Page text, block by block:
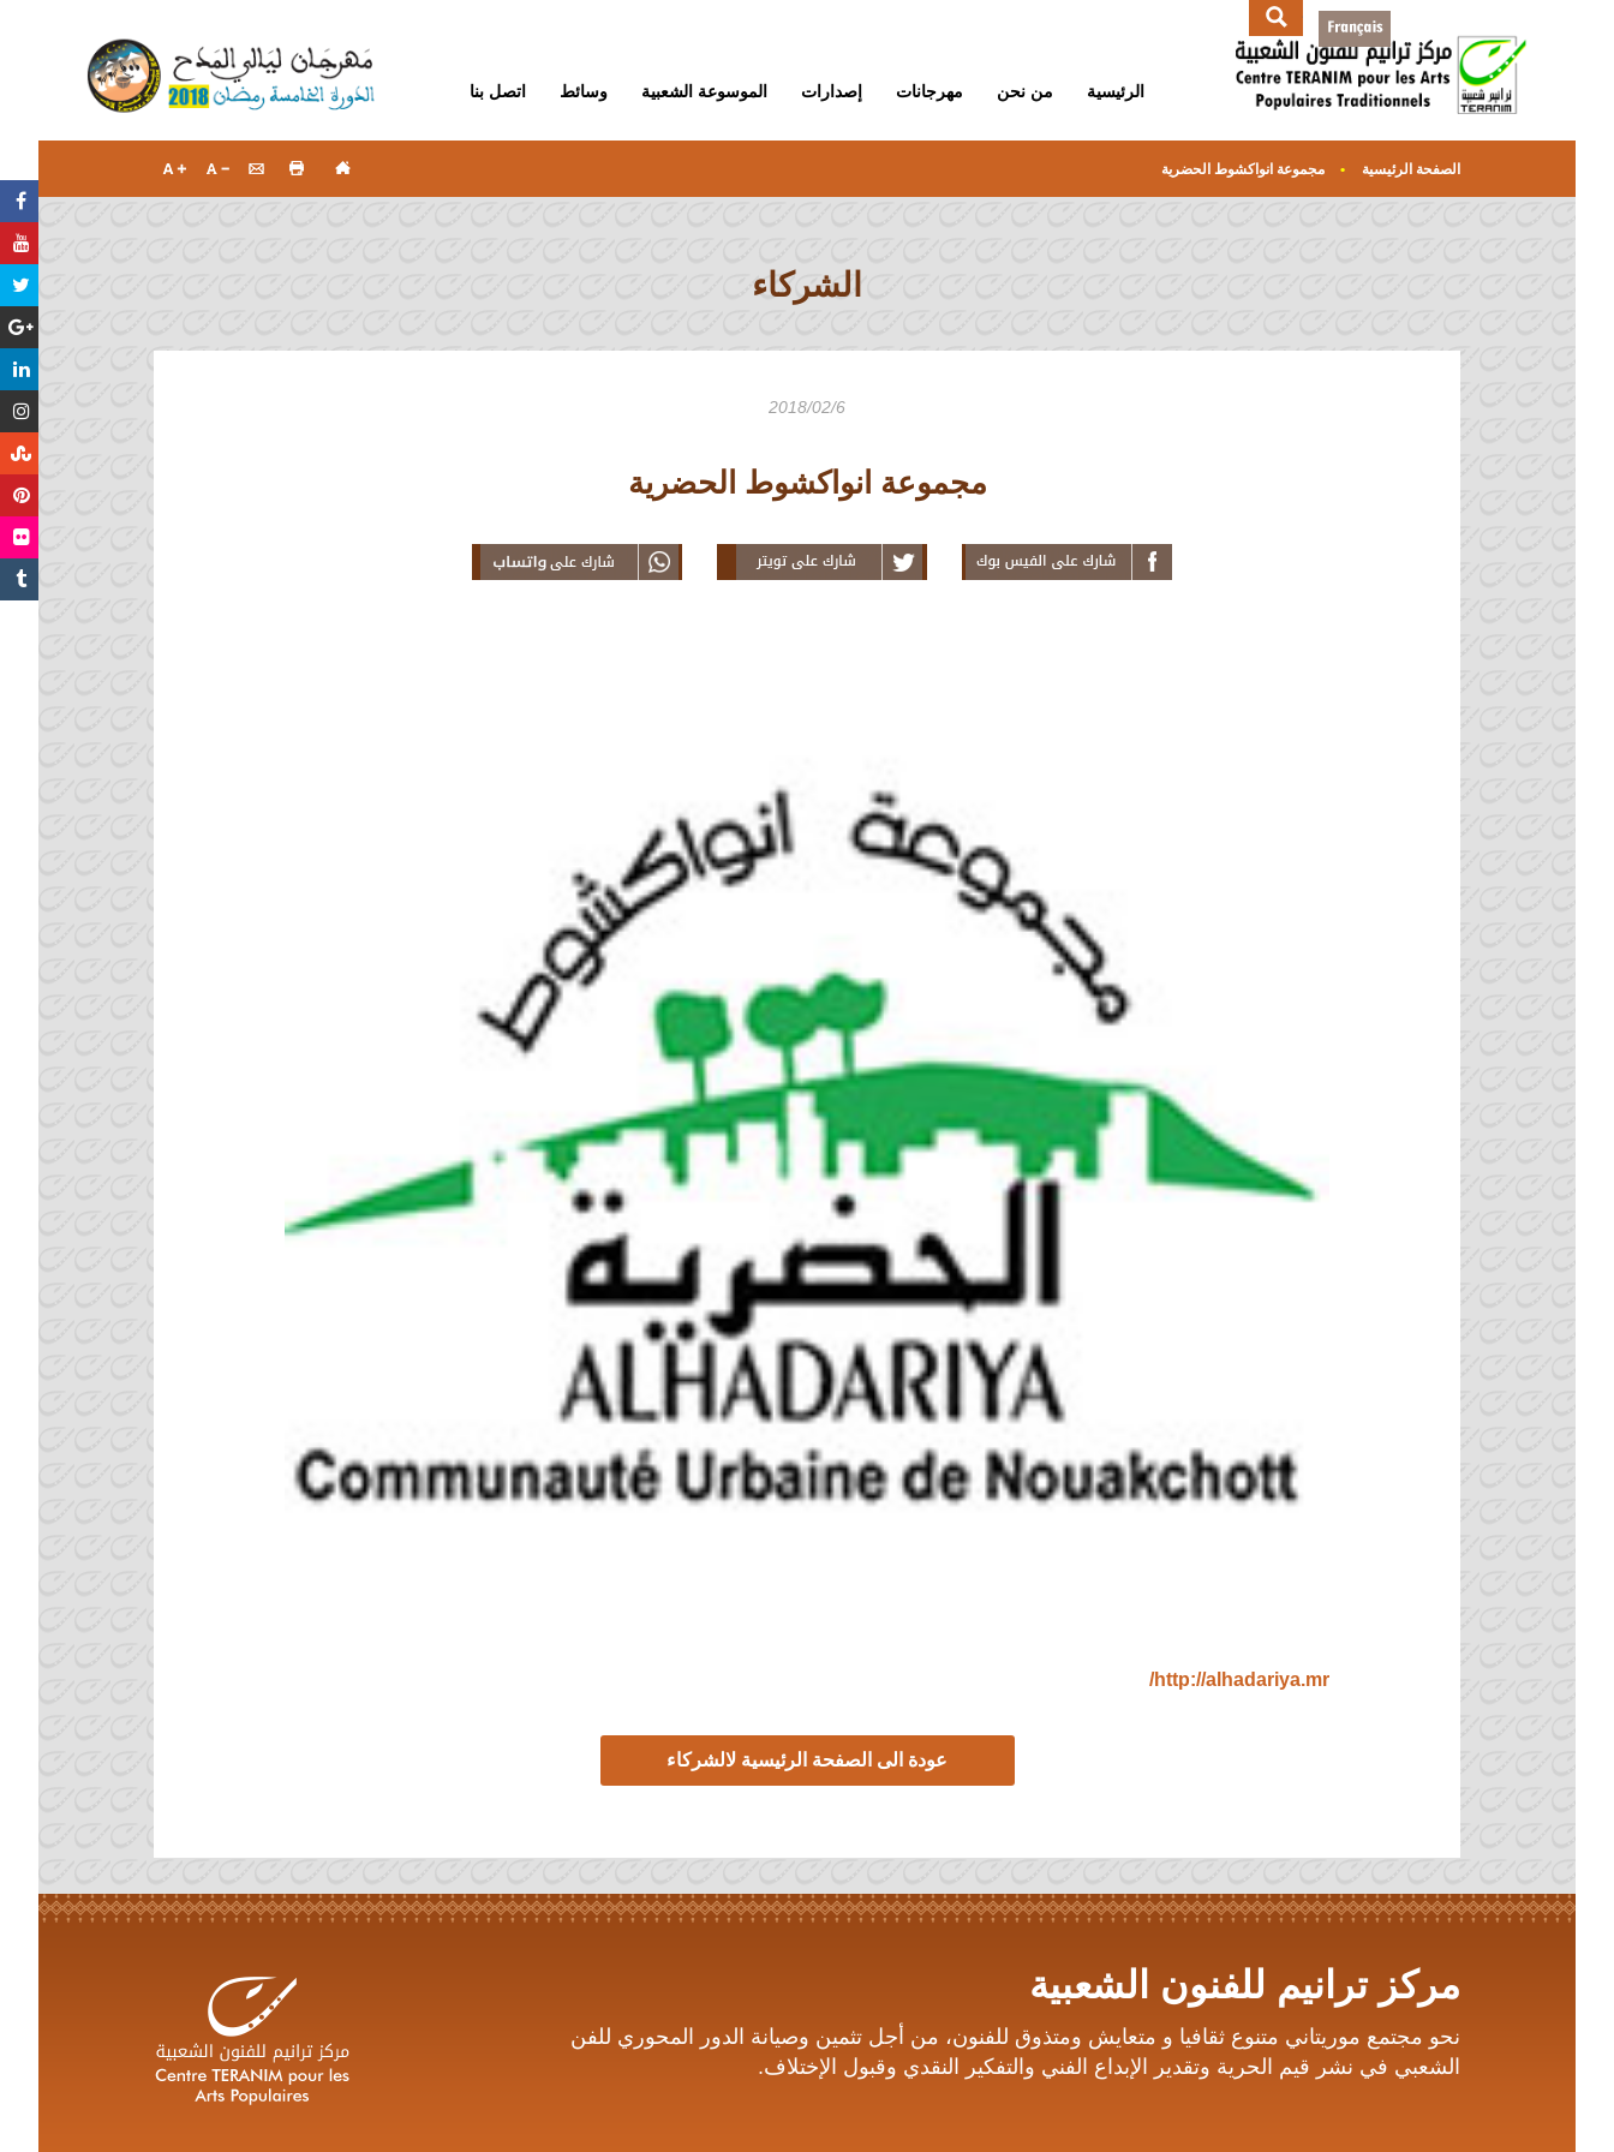
الرئيسية من نحن مهرجانات إصدارات الموسوعة الشعبية وسائط اتصل بنا
الصفحة الرئيسية مجموعة انواكشوط الحضرية
الشركاء
2018/02/6
مجموعة انواكشوط الحضرية
Share this News on
Facebook From
Tweet this News on
Twitter From Teranim
Share this Article on
Linkedin From Teranim
http://alhadariya.mr/
عودة الى الصفحة الرئيسية لالشركاء
مركز ترانيم للفنون الشعبية
نحو مجتمع موريتاني متنوع ثقافيا و متعايش ومتذوق للفنون، من أجل تثمين وصيانة الدور المحوري للفن
الشعبي في نشر قيم الحرية وتقدير الإبداع الفني والتفكير النقدي وقبول الإختلاف.